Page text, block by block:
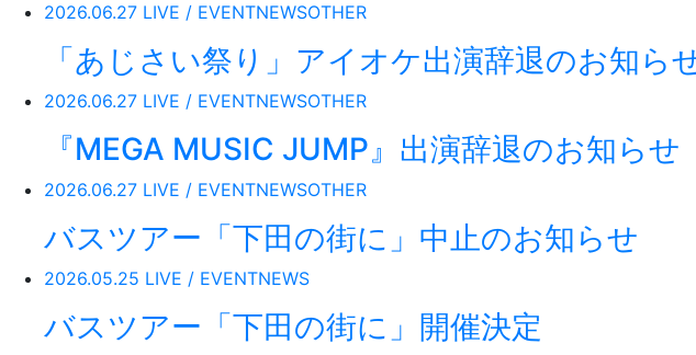
2026.06.27 LIVE / EVENTNEWSOTHER
「あじさい祭り」アイオケ出演辞退のお知ら
2026.06.27 LIVE / EVENTNEWSOTHER
『MEGA MUSIC JUMP』出演辞退のお知らせ
2026.06.27 LIVE / EVENTNEWSOTHER
バスツアー「下田の街に」中止のお知らせ
2026.05.25 LIVE / EVENTNEWS
バスツアー「下田の街に」開催決定